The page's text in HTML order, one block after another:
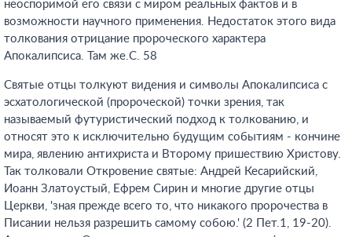
неоспоримой его связи с миром реальных фактов и в
возможности научного применения. Недостаток этого вида
толкования отрицание пророческого характера
Апокалипсиса. Там же.С. 58
Святые отцы толкуют видения и символы Апокалипсиса с
эсхатологической (пророческой) точки зрения, так
называемый футуристический подход к толкованию, и
относят это к исключительно будущим событиям - кончине
мира, явлению антихриста и Второму пришествию Христову.
Так толковали Откровение святые: Андрей Кесарийский,
Иоанн Златоустый, Ефрем Сирин и многие другие отцы
Церкви, 'зная прежде всего то, что никакого пророчества в
Писании нельзя разрешить самому собою.' (2 Пет.1, 19-20).